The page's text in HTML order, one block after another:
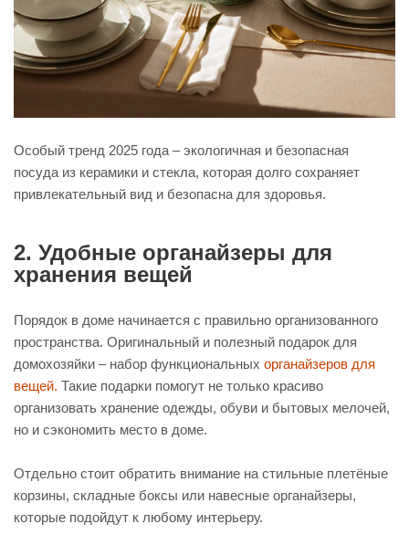
Особый тренд 2025 года – экологичная и безопасная
посуда из керамики и стекла, которая долго сохраняет
привлекательный вид и безопасна для здоровья.
2. Удобные органайзеры для
хранения вещей
Порядок в доме начинается с правильно организованного
пространства. Оригинальный и полезный подарок для
домохозяйки – набор функциональных органайзеров для
вещей. Такие подарки помогут не только красиво
организовать хранение одежды, обуви и бытовых мелочей,
но и сэкономить место в доме.
Отдельно стоит обратить внимание на стильные плетёные
корзины, складные боксы или навесные органайзеры,
которые подойдут к любому интерьеру.